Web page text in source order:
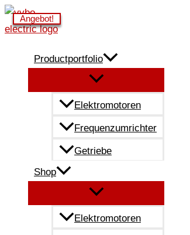
Zum
Inhalt
Productportfolio
Elektromotoren
Frequenzumrichter
Getriebe
Shop
Elektromotoren
Angebot!
Angebot!
Angebot!
Angebot!